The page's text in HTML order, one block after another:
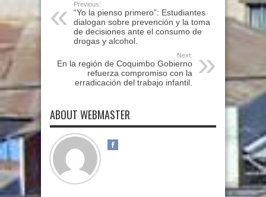
Previous:
“Yo la pienso primero”: Estudiantes
dialogan sobre prevención y la toma
de decisiones ante el consumo de
drogas y alcohol.
Next:
En la región de Coquimbo Gobierno
refuerza compromiso con la
erradicación del trabajo infantil.
ABOUT WEBMASTER